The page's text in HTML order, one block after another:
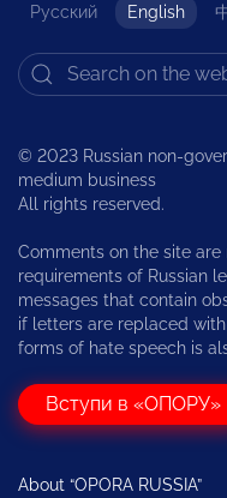
Русский English
© 2023 Russian non-
medium business
All rights reserved.
Comments on the site
requirements of Russian
messages that contain
if letters are replaced
forms of hate speech is
Вступи в «ОПОРУ»
About “OPORA RUSSIA”